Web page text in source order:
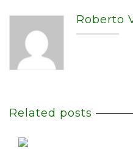
Roberto
Related posts